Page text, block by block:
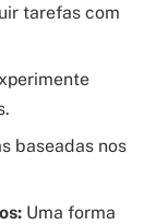
tarefas com
baseadas nos
Uma forma